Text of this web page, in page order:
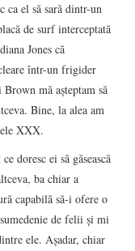
ca el să sară dintr-un
de surf interceptată
Jones că
într-un frigider
mă aşteptam să
Bine, la alea am
XXX.
doresc ei să găsească
ba chiar a
capabilă să-i ofere o
de felii şi mi
ele. Aşadar, chiar